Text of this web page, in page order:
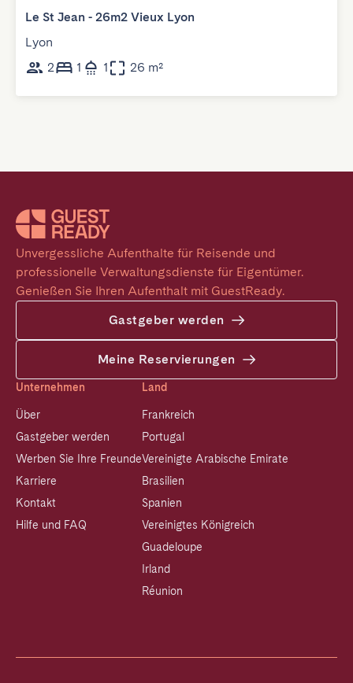
Le St Jean - 26m2 Vieux Lyon
Lyon
2
1 1 26 m²
Unvergessliche Aufenthalte für Reisende und
professionelle Verwaltungsdienste für Eigentümer.
Genießen Sie Ihren Aufenthalt mit GuestReady.
Gastgeber werden
Meine Reservierungen
Unternehmen
Über
Gastgeber werden
Werben Sie Ihre Freunde
Karriere
Kontakt
Hilfe und FAQ
Land
Frankreich
Portugal
Vereinigte Arabische Emirate
Brasilien
Spanien
Vereinigtes Königreich
Guadeloupe
Irland
Réunion